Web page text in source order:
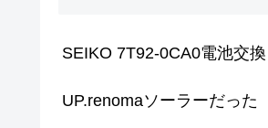
SEIKO 7T92-0CA0電池交換
UP.renomaソーラーだった